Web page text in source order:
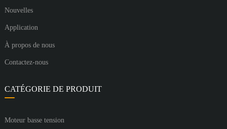
Nouvelles
Application
À propos de nous
Contactez-nous
CATÉGORIE DE PRODUIT
Moteur basse tension